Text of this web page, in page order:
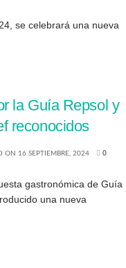
se celebrará una nueva
la Guía Repsol y
reconocidos
ON 16 SEPTIEMBRE, 2024 0
gastronómica de Guía
una nueva